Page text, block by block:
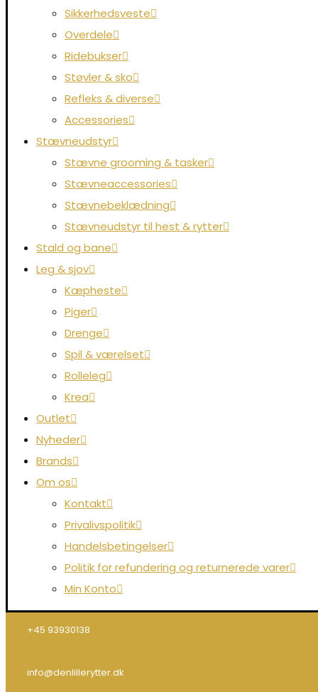
Sikkerhedsveste
Overdele
Ridebukser
Støvler & sko
Refleks & diverse
Accessories
Stævneudstyr
Stævne grooming & tasker
Stævneaccessories
Stævnebeklædning
Stævneudstyr til hest & rytter
Stald og bane
Leg & sjov
Kæpheste
Piger
Drenge
Spil & værelset
Rolleleg
Krea
Outlet
Nyheder
Brands
Om os
Kontakt
Privalivspolitik
Handelsbetingelser
Politik for refundering og returnerede varer
Min Konto
+45 93930138
info@denlillerytter.dk